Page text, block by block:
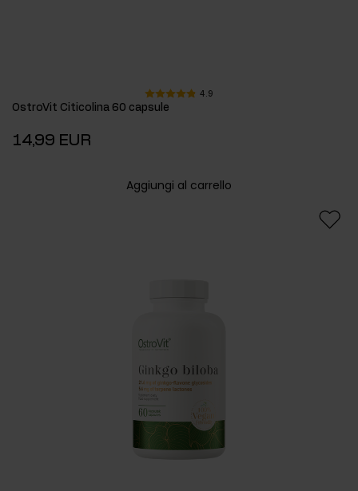
4.9
OstroVit Citicolina 60 capsule
14,99 EUR
Aggiungi al carrello